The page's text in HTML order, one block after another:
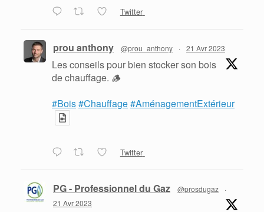
Twitter
prou anthony @prou_anthony · 21 Avr 2023
Les conseils pour bien stocker son bois
de chauffage. 🪵
#Bois#Chauffage#AménagementExtérieur
Twitter
PG - Professionnel du Gaz @prosdugaz
·
21 Avr 2023